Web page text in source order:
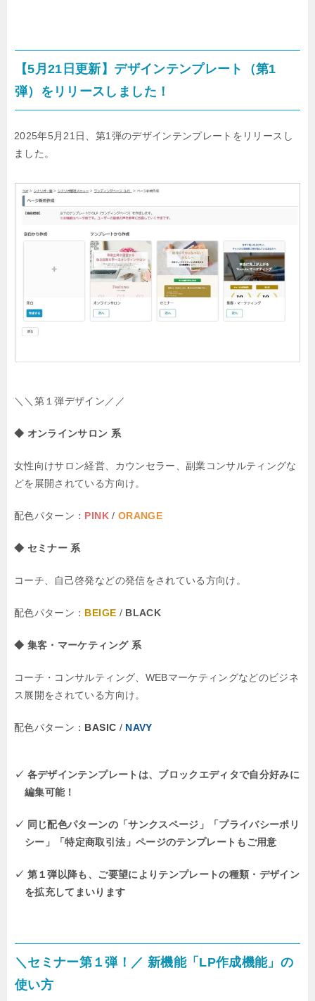
【5月21日更新】デザインテンプレート（第1
弾）をリリースしました！
2025年5月21日、第1弾のデザインテンプレートをリリースし
ました。
＼＼第１弾デザイン／／
◆ オンラインサロン 系
女性向けサロン経営、カウンセラー、副業コンサルティングな
どを展開されている方向け。
配色パターン： PINK / ORANGE
◆ セミナー 系
コーチ、自己啓発などの発信をされている方向け。
配色パターン： BEIGE / BLACK
◆ 集客・マーケティング 系
コーチ・コンサルティング、WEBマーケティングなどのビジネ
ス展開をされている方向け。
配色パターン： BASIC / NAVY
✓ 各デザインテンプレートは、ブロックエディタで自分好みに
編集可能！
✓ 同じ配色パターンの「サンクスページ」「プライバシーポリ
シー」「特定商取引法」 ページのテンプレートもご用意
✓ 第１弾以降も、ご要望によりテンプレートの種類・デザイン
を拡充してまいります
＼セミナー第１弾！／ 新機能「LP作成機能」 の
使い方